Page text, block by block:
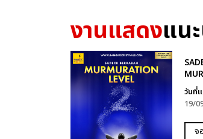
งานแสดงแน
วันที่
19/
จ